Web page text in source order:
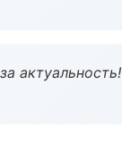
актуальность!